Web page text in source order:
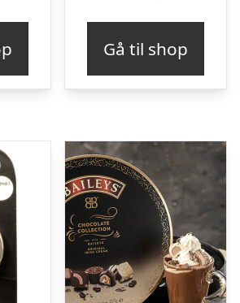
Gå til shop